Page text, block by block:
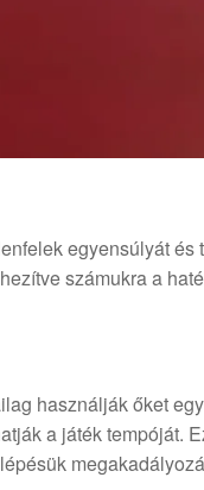
egyensúlyát és
számukra a
használják őket
a játék tempóját.